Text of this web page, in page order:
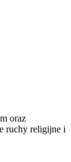
oraz
ruchy religijne i